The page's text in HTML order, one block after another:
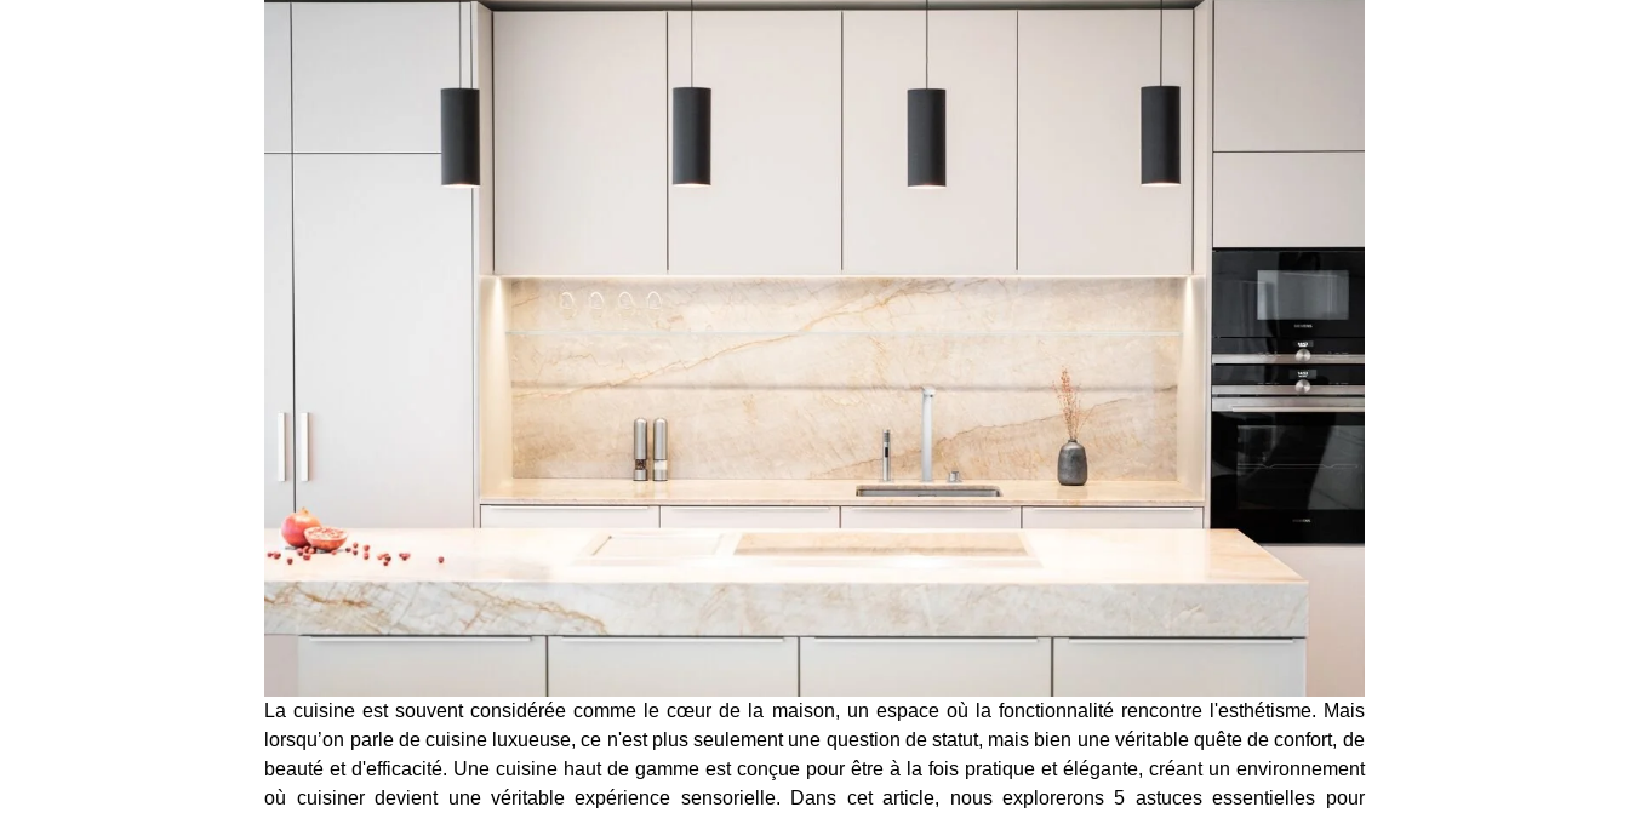
La cuisine est souvent considérée comme le cœur de la maison, un espace où la fonctionnalité rencontre l'esthétisme. Mais
lorsqu’on parle de cuisine luxueuse, ce n'est plus seulement une question de statut, mais bien une véritable quête de confort, de
beauté et d'efficacité. Une cuisine haut de gamme est conçue pour être à la fois pratique et élégante, créant un environnement
où cuisiner devient une véritable expérience sensorielle. Dans cet article, nous explorerons 5 astuces essentielles pour